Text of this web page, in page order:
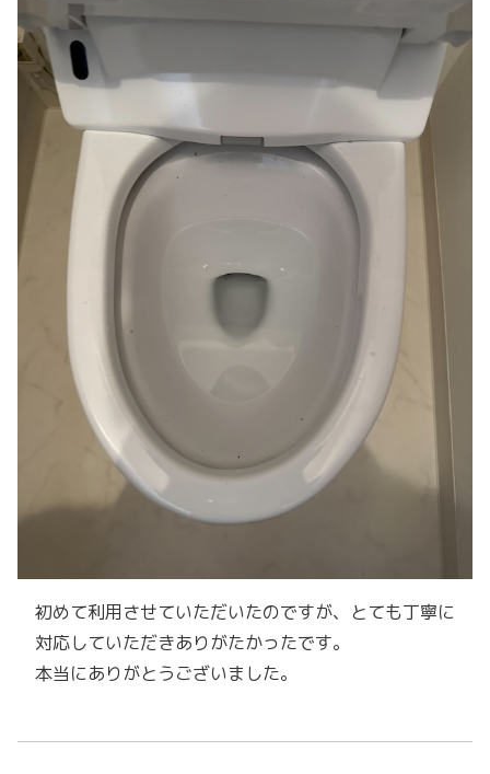
初めて利用させていただいたのですが、とても丁寧に
対応していただきありがたかったです。
本当にありがとうございました。